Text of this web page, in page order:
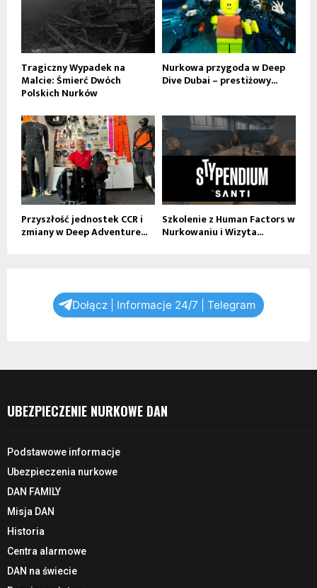
Tragiczny Wypadek na
Malcie: Śmierć Dwóch
Polskich Nurków
Nurkowa przygoda w Deep
Dive Dubai – prestiżowy...
Przyszłość jednostek CCR i
zmiany w Deep Adventure...
Szkolenie z Human Factors w
Nurkowaniu i Wizyta...
Dołącz | Informacje 24/7 | Telegram
UBEZPIECZENIE NURKOWE DAN
Podstawowe informacje
Ubezpieczenia nurkowe
DAN FAMILY
Misja DAN
Historia
Centra alarmowe
DAN na świecie